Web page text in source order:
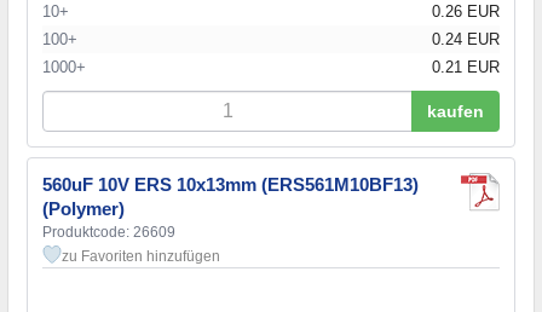
10+
0.26 EUR
100+
0.24 EUR
1000+
0.21 EUR
kaufen
560uF 10V ERS 10x13mm (ERS561M10BF13)
(Polymer)
Produktcode: 26609
zu Favoriten hinzufügen